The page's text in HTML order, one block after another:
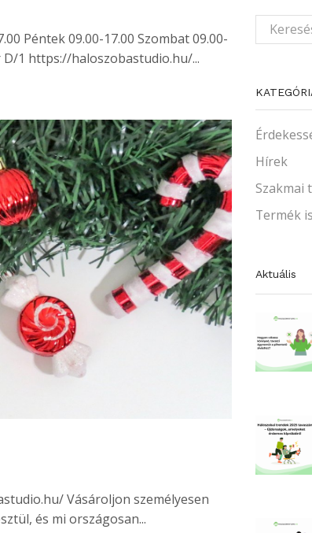
Péntek 09.00-17.00 Szombat 09.00-
D/1 https://haloszobastudio.hu/...
Vásároljon személyesen
és mi országosan...
Hírek
Szakmai
Termék
Aktuális